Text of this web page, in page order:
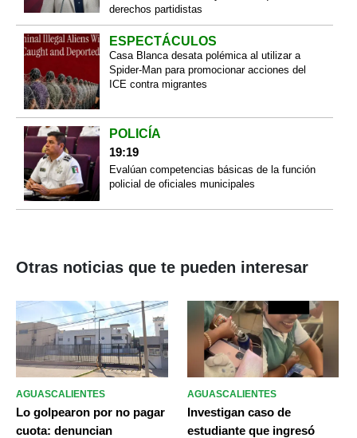
derechos partidistas
ESPECTÁCULOS
Casa Blanca desata polémica al utilizar a
Spider-Man para promocionar acciones del
ICE contra migrantes
POLICÍA
19:19
Evalúan competencias básicas de la función
policial de oficiales municipales
Otras noticias que te pueden interesar
AGUASCALIENTES
Lo golpearon por no pagar
cuota: denuncian
AGUASCALIENTES
Investigan caso de
estudiante que ingresó